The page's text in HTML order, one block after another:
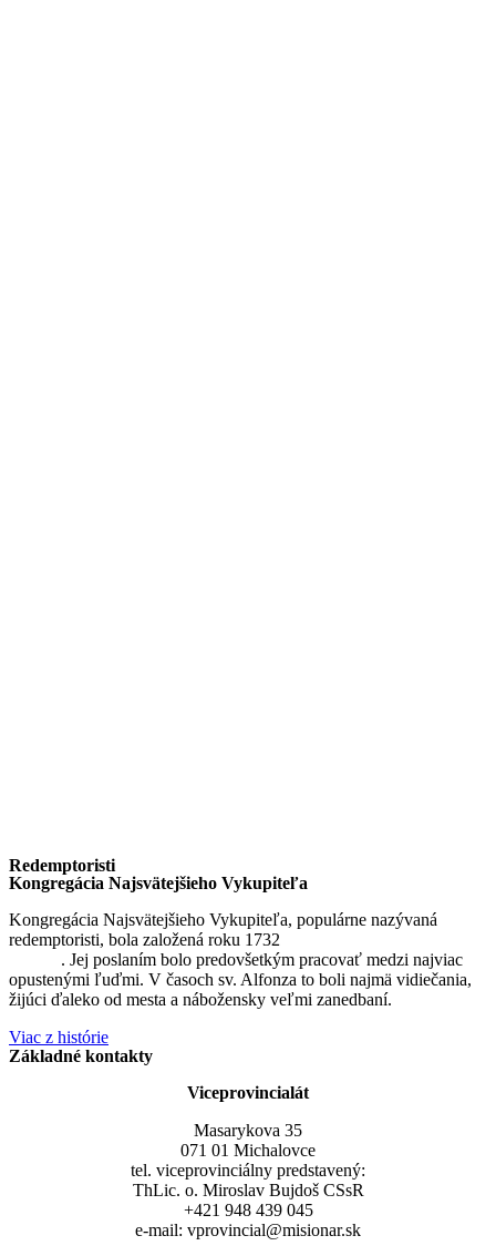
Redemptoristi
Kongregácia Najsvätejšieho Vykupiteľa
Kongregácia Najsvätejšieho Vykupiteľa, populárne nazývaná
redemptoristi, bola založená roku 1732
. Jej poslaním bolo predovšetkým pracovať medzi najviac
opustenými ľuďmi. V časoch sv. Alfonza to boli najmä vidiečania,
žijúci ďaleko od mesta a nábožensky veľmi zanedbaní.
Viac z histórie
Základné kontakty
Viceprovincialát
Masarykova 35
071 01 Michalovce
tel. viceprovinciálny predstavený:
ThLic. o. Miroslav Bujdoš CSsR
+421 948 439 045
e-mail: vprovincial@misionar.sk